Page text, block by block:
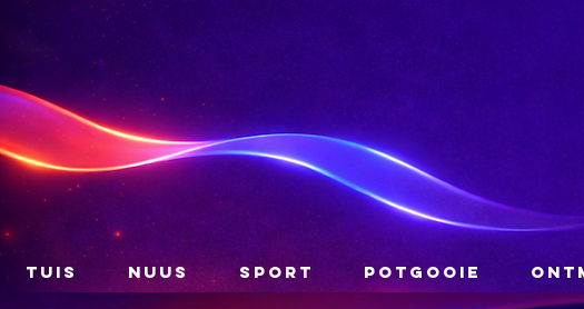
TUIS NUUS SPORT POTGOOIE